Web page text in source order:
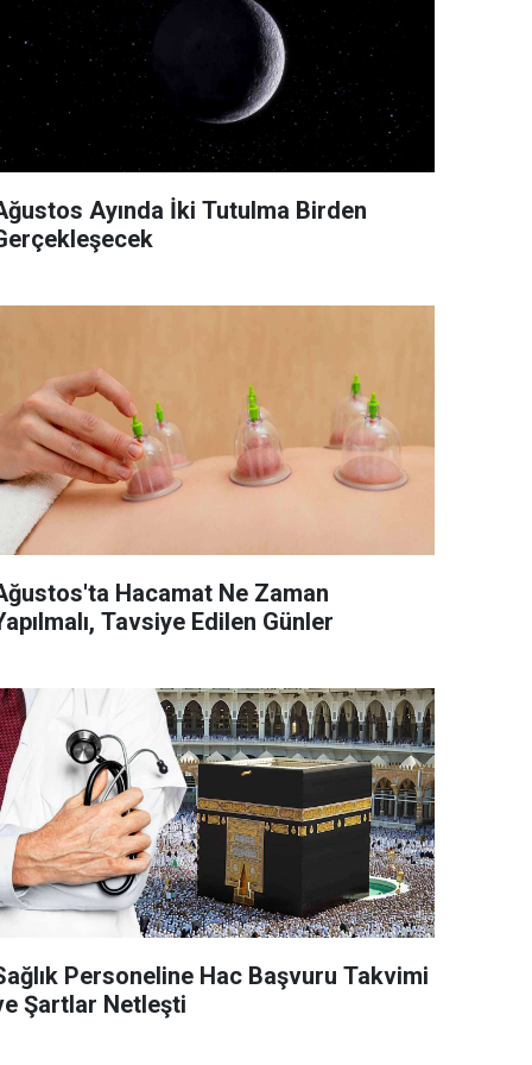
Ayında İki Tutulma Birden
Hacamat Ne Zaman
Tavsiye Edilen Günler
Personeline Hac Başvuru Takvimi
Şartlar Netleşti